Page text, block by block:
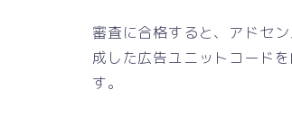
審査に合格すると、アドセ
成した広告ユニットコード
す。